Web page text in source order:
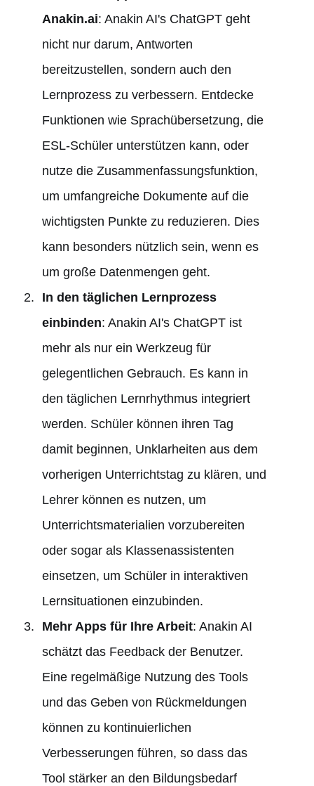
Anakin.ai: Anakin AI's ChatGPT geht
nicht nur darum, Antworten
bereitzustellen, sondern auch den
Lernprozess zu verbessern. Entdecke
Funktionen wie Sprachübersetzung, die
ESL-Schüler unterstützen kann, oder
nutze die Zusammenfassungsfunktion,
um umfangreiche Dokumente auf die
wichtigsten Punkte zu reduzieren. Dies
kann besonders nützlich sein, wenn es
um große Datenmengen geht.
In den täglichen Lernprozess
einbinden: Anakin AI's ChatGPT ist
mehr als nur ein Werkzeug für
gelegentlichen Gebrauch. Es kann in
den täglichen Lernrhythmus integriert
werden. Schüler können ihren Tag
damit beginnen, Unklarheiten aus dem
vorherigen Unterrichtstag zu klären, und
Lehrer können es nutzen, um
Unterrichtsmaterialien vorzubereiten
oder sogar als Klassenassistenten
einsetzen, um Schüler in interaktiven
Lernsituationen einzubinden.
Mehr Apps für Ihre Arbeit: Anakin AI
schätzt das Feedback der Benutzer.
Eine regelmäßige Nutzung des Tools
und das Geben von Rückmeldungen
können zu kontinuierlichen
Verbesserungen führen, so dass das
Tool stärker an den Bildungsbedarf